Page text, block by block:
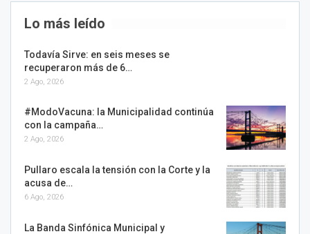
Lo más leído
Todavía Sirve: en seis meses se
recuperaron más de 6…
2 Ago, 2026
#ModoVacuna: la Municipalidad continúa
con la campaña…
2 Ago, 2026
Pullaro escala la tensión con la Corte y la
acusa de…
6 Ago, 2026
La Banda Sinfónica Municipal y